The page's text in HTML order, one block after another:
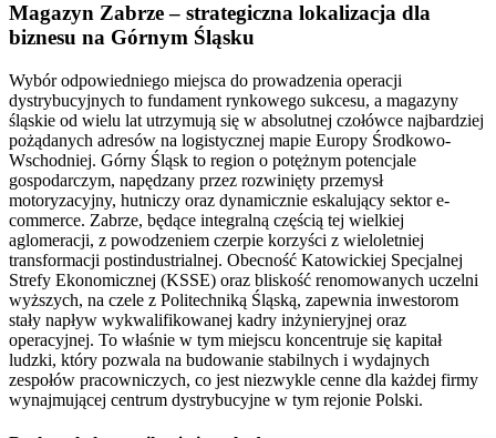
Magazyn Zabrze – strategiczna lokalizacja dla
biznesu na Górnym Śląsku
Wybór odpowiedniego miejsca do prowadzenia operacji
dystrybucyjnych to fundament rynkowego sukcesu, a magazyny
śląskie od wielu lat utrzymują się w absolutnej czołówce najbardziej
pożądanych adresów na logistycznej mapie Europy Środkowo-
Wschodniej. Górny Śląsk to region o potężnym potencjale
gospodarczym, napędzany przez rozwinięty przemysł
motoryzacyjny, hutniczy oraz dynamicznie eskalujący sektor e-
commerce. Zabrze, będące integralną częścią tej wielkiej
aglomeracji, z powodzeniem czerpie korzyści z wieloletniej
transformacji postindustrialnej. Obecność Katowickiej Specjalnej
Strefy Ekonomicznej (KSSE) oraz bliskość renomowanych uczelni
wyższych, na czele z Politechniką Śląską, zapewnia inwestorom
stały napływ wykwalifikowanej kadry inżynieryjnej oraz
operacyjnej. To właśnie w tym miejscu koncentruje się kapitał
ludzki, który pozwala na budowanie stabilnych i wydajnych
zespołów pracowniczych, co jest niezwykle cenne dla każdej firmy
wynajmującej centrum dystrybucyjne w tym rejonie Polski.